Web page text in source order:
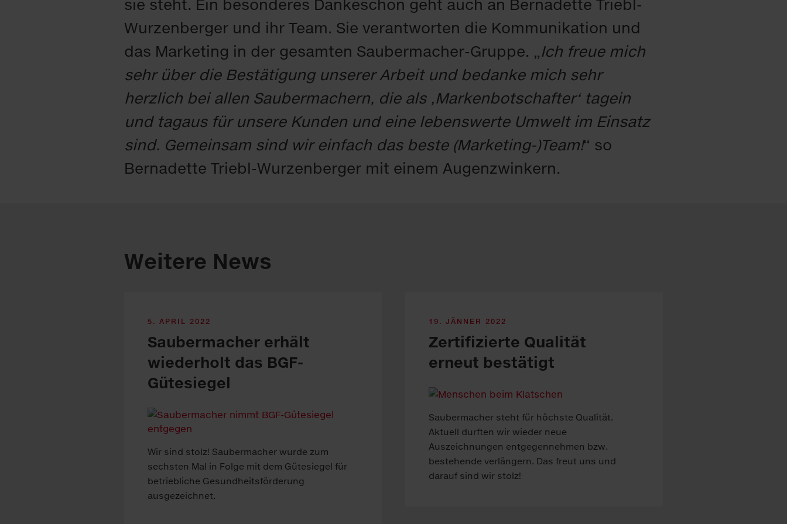
sie steht. Ein besonderes Dankeschön geht auch an Bernadette Triebl-
Wurzenberger und ihr Team. Sie verantworten die Kommunikation und
das Marketing in der gesamten Saubermacher-Gruppe. „Ich freue mich
sehr über die Bestätigung unserer Arbeit und bedanke mich sehr
herzlich bei allen Saubermachern, die als ‚Markenbotschafter‘ tagein
und tagaus für unsere Kunden und eine lebenswerte Umwelt im Einsatz
sind. Gemeinsam sind wir einfach das beste (Marketing-)Team!“ so
Bernadette Triebl-Wurzenberger mit einem Augenzwinkern.
Weitere News
5. APRIL 2022
Saubermacher erhält
wiederholt das BGF-
Gütesiegel
Wir sind stolz! Saubermacher wurde zum
sechsten Mal in Folge mit dem Gütesiegel für
betriebliche Gesundheitsförderung
ausgezeichnet.
19. JÄNNER 2022
Zertifizierte Qualität
erneut bestätigt
Saubermacher steht für höchste Qualität.
Aktuell durften wir wieder neue
Auszeichnungen entgegennehmen bzw.
bestehende verlängern. Das freut uns und
darauf sind wir stolz!